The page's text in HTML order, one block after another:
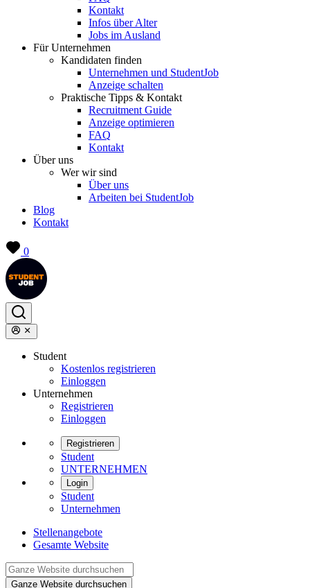
Kontakt
Infos über Alter
Jobs im Ausland
Für Unternehmen
Kandidaten finden
Unternehmen und StudentJob
Anzeige schalten
Praktische Tipps & Kontakt
Recruitment Guide
Anzeige optimieren
FAQ
Kontakt
Über uns
Wer wir sind
Über uns
Arbeiten bei StudentJob
Blog
Kontakt
0
Student
Kostenlos registrieren
Einloggen
Unternehmen
Registrieren
Einloggen
Registrieren
Student
UNTERNEHMEN
Login
Student
Unternehmen
Stellenangebote
Gesamte Website